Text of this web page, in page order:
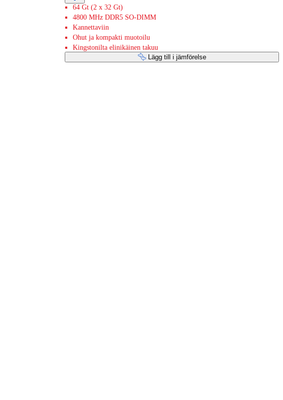
64 Gt (2 x 32 Gt)
4800 MHz DDR5 SO-DIMM
Kannettaviin
Ohut ja kompakti muotoilu
Kingstonilta elinikäinen takuu
Lägg till i jämförelse